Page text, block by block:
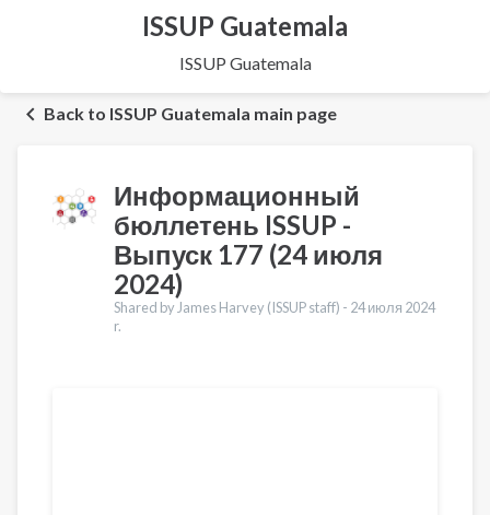
ISSUP Guatemala
ISSUP Guatemala
Back to ISSUP Guatemala main page
Информационный
бюллетень ISSUP -
Выпуск 177 (24 июля
2024)
Shared by James Harvey (ISSUP staff) - 24 июля 2024
r.